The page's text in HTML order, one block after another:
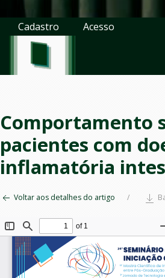
Cadastro Acesso
Comportamento
pacientes com
inflamatória
Voltar aos detalhes do artigo